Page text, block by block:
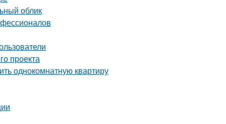
облик
проекта
однокомнатную квартиру